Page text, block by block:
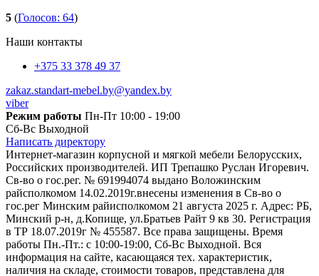
5 (Голосов: 64)
Наши контакты
+375 33 378 49 37
zakaz.standart-mebel.by@yandex.by
viber
Режим работы Пн-Пт 10:00 - 19:00
Сб-Вс Выходной
Написать директору
Интернет-магазин корпусной и мягкой мебели Белорусских,
Российских производителей. ИП Трепашко Руслан Игоревич.
Св-во о гос.рег. № 691994074 выдано Воложинским
райсполкомом 14.02.2019г.внесены изменения в Св-во о
гос.рег Минским райисполкомом 21 августа 2025 г. Адрес: РБ,
Минский р-н, д.Копище, ул.Братьев Райт 9 кв 30. Регистрация
в ТР 18.07.2019г № 455587. Все права защищены. Время
работы Пн.-Пт.: с 10:00-19:00, Сб-Вс Выходной. Вся
информация на сайте, касающаяся тех. характеристик,
наличия на складе, стоимости товаров, представлена для